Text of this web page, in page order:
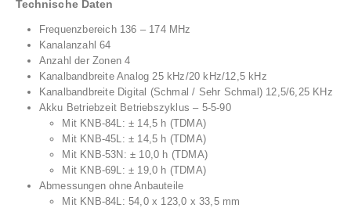
Technische Daten
Frequenzbereich 136 – 174 MHz
Kanalanzahl 64
Anzahl der Zonen 4
Kanalbandbreite Analog 25 kHz/20 kHz/12,5 kHz
Kanalbandbreite Digital (Schmal / Sehr Schmal) 12,5/6,25 KHz
Akku Betriebzeit Betriebszyklus – 5-5-90
Mit KNB-84L: ± 14,5 h (TDMA)
Mit KNB-45L: ± 14,5 h (TDMA)
Mit KNB-53N: ± 10,0 h (TDMA)
Mit KNB-69L: ± 19,0 h (TDMA)
Abmessungen ohne Anbauteile
Mit KNB-84L: 54,0 x 123,0 x 33,5 mm